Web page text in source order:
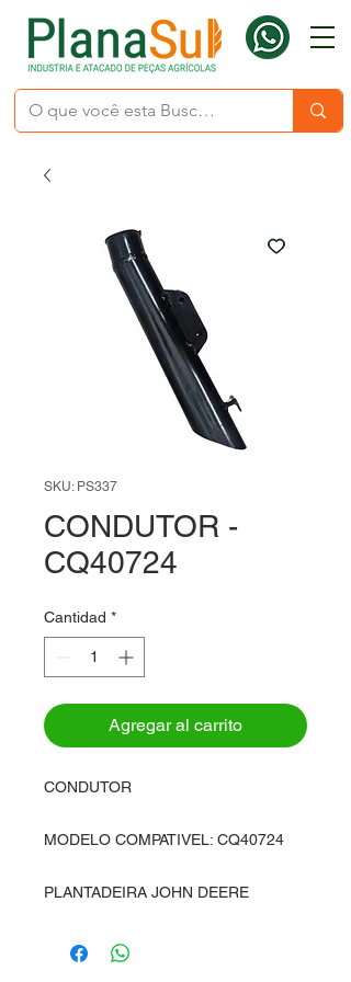
SKU: PS337
CONDUTOR -
CQ40724
Cantidad *
Agregar al carrito
CONDUTOR
MODELO COMPATIVEL: CQ40724
PLANTADEIRA JOHN DEERE